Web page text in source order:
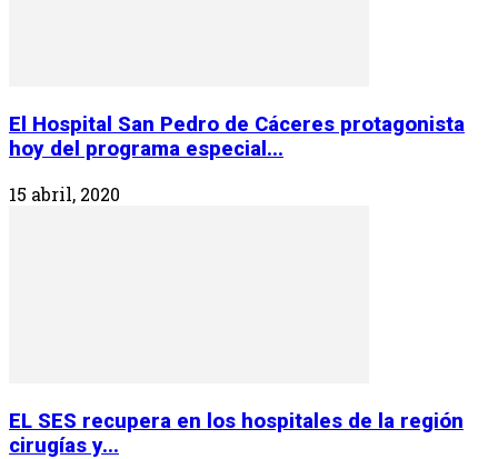
El Hospital San Pedro de Cáceres protagonista
hoy del programa especial...
15 abril, 2020
EL SES recupera en los hospitales de la región
cirugías y...